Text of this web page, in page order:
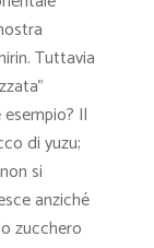
Tuttavia
Il
di yuzu;
si
anziché
zucchero